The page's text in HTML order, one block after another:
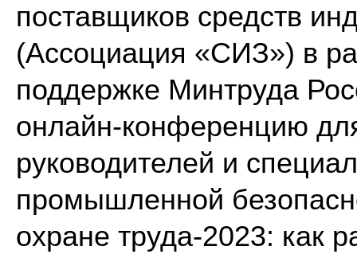
поставщиков средств
(Ассоциация «СИЗ») в
поддержке Минтруда
онлайн-конференцию
руководителей и
промышленной
охране труда-2023: как